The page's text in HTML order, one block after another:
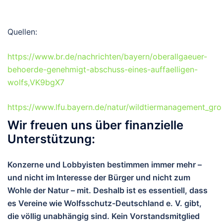
Quellen:
https://www.br.de/nachrichten/bayern/oberallgaeuer-
behoerde-genehmigt-abschuss-eines-auffaelligen-
wolfs,VK9bgX7
https://www.lfu.bayern.de/natur/
Wir freuen uns über finanzielle
Unterstützung:
Konzerne und Lobbyisten bestimmen immer mehr –
und nicht im Interesse der Bürger und nicht zum
Wohle der Natur – mit. Deshalb ist es essentiell, dass
es Vereine wie Wolfsschutz-Deutschland e. V. gibt,
die völlig unabhängig sind. Kein Vorstandsmitglied